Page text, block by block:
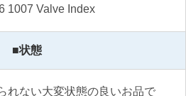
1007 Valve Index
■状態
れない大変状態の良いお品で